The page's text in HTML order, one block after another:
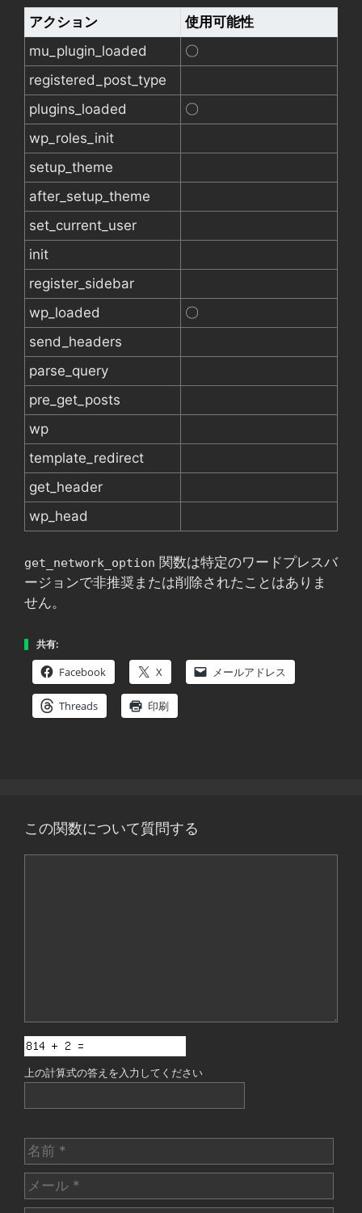
アクション
使用可能性
mu_plugin_loaded
〇
registered_post_type
plugins_loaded
〇
wp_roles_init
setup_theme
after_setup_theme
set_current_user
init
register_sidebar
wp_loaded
〇
send_headers
parse_query
pre_get_posts
wp
template_redirect
get_header
wp_head
get_network_option 関数は特定のワードプレスバ
ージョンで非推奨または削除されたことはありま
せん。
共有:
Facebook X メールアドレス
Threads 印刷
この関数について質問する
上の計算式の答えを入力してください
名
前
メ
ー